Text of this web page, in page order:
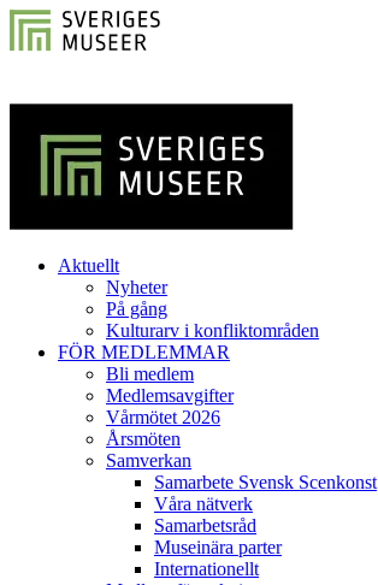
Aktuellt
Nyheter
På gång
Kulturarv i konfliktområden
FÖR MEDLEMMAR
Bli medlem
Medlemsavgifter
Vårmötet 2026
Årsmöten
Samverkan
Samarbete Svensk Scenkonst
Våra nätverk
Samarbetsråd
Museinära parter
Internationellt